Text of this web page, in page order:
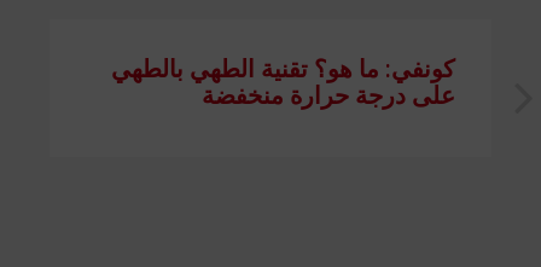
كونفي: ما هو؟ تقنية الطهي بالطهي
على درجة حرارة منخفضة